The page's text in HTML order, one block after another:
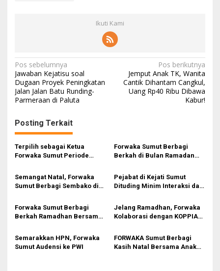
Ikuti Kami
N
a
v
g
a
s
p
o
s
Pos sebelumnya
Jawaban Kejatisu soal
Dugaan Proyek Peningkatan
Jalan Jalan Batu Runding-
Parmeraan di Paluta
Pos berikutnya
Jemput Anak TK, Wanita
Cantik Dihantam Cangkul,
Uang Rp40 Ribu Dibawa
Kabur!
Posting Terkait
Terpilih sebagai Ketua
Forwaka Sumut Periode
Forwaka Sumut Berbagi
Berkah di Bulan Ramadan
Semangat Natal, Forwaka
Sumut Berbagi Sembako di
Pejabat di Kejati Sumut
Dituding Minim Interaksi dan
Kerja Forwaka Sumut
Forwaka Sumut Berbagi
Berkah Ramadhan Bersama
Jelang Ramadhan, Forwaka
Kolaborasi dengan KOPPIAH
Semarakkan HPN, Forwaka
Sumut Audensi ke PWI
FORWAKA Sumut Berbagi
Kasih Natal Bersama Anak